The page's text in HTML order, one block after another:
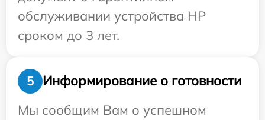
обслуживании устройства HP
сроком до 3 лет.
5
Информирование о готовности
Мы сообщим Вам о успешном